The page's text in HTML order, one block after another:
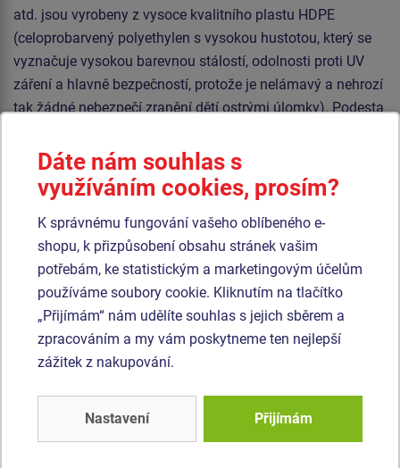
atd. jsou vyrobeny z vysoce kvalitního plastu HDPE
(celoprobarvený polyethylen s vysokou hustotou, který se
vyznačuje vysokou barevnou stálostí, odolnosti proti UV
záření a hlavně bezpečností, protože je nelámavý a nehrozí
tak žádné nebezpečí zranění dětí ostrými úlomky). Podesta
protiskluzem, který se vyznačuje vysokou barevnou
stálostí, odolností proti poškrábání a odolností proti vodě).
Střecha je vyrobena z HPL (vysokotlaký laminát, který se
vyznačuje vysokou barevnou stálostí, odolností proti
poškrábání, odolností proti UV záření a odolností proti
vodě). Veškerý spojovací materiál je pozinkovaný nebo
nerezový.
Podobnézboží
Dáte nám souhlas s
využíváním cookies, prosím?
K správnému fungování vašeho oblíbeného e-
shopu, k přizpůsobení obsahu stránek vašim
potřebám, ke statistickým a marketingovým účelům
používáme soubory cookie. Kliknutím na tlačítko
„Přijímám“ nám udělíte souhlas s jejich sběrem a
zpracováním a my vám poskytneme ten nejlepší
zážitek z nakupování.
Nastavení Přijímám